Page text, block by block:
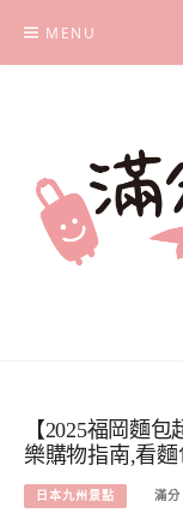
content
MENU
【2025福岡麵
樂購物指南,看
日本九州景點 滿分